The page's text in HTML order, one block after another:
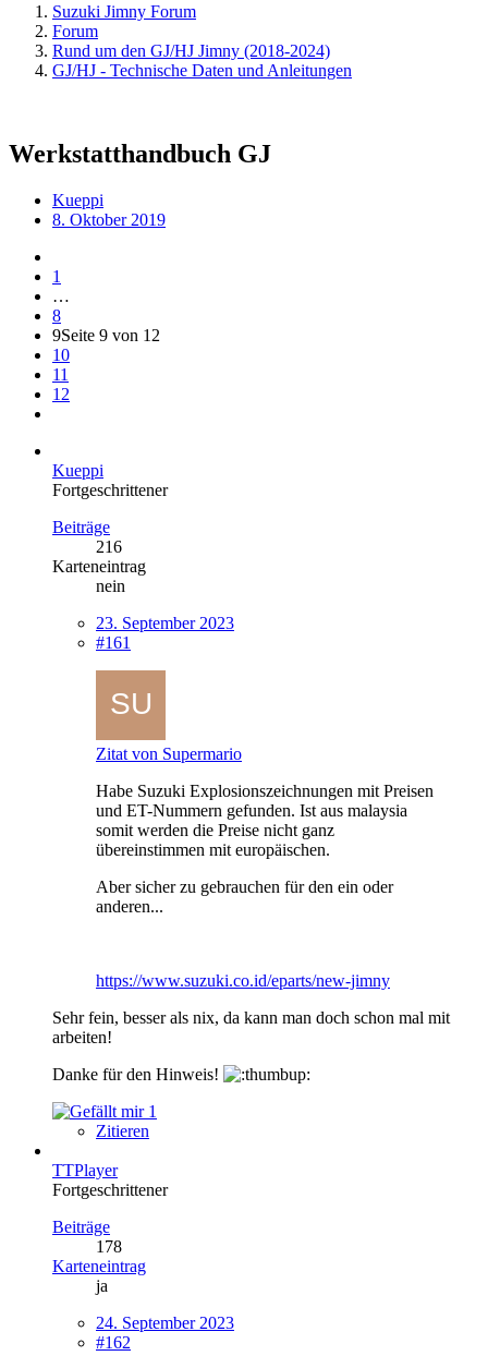
Suzuki Jimny Forum
Forum
Rund um den GJ/HJ Jimny (2018-2024)
GJ/HJ - Technische Daten und Anleitungen
Werkstatthandbuch GJ
Kueppi
8. Oktober 2019
1
…
8
9Seite 9 von 12
10
11
12
Kueppi
Fortgeschrittener
Beiträge
216
Karteneintrag
nein
23. September 2023
#161
Zitat von Supermario
Habe Suzuki Explosionszeichnungen mit Preisen
und ET-Nummern gefunden. Ist aus malaysia
somit werden die Preise nicht ganz
übereinstimmen mit europäischen.
Aber sicher zu gebrauchen für den ein oder
anderen...
https://www.suzuki.co.id/eparts/new-jimny
Sehr fein, besser als nix, da kann man doch schon mal mit
arbeiten!
Danke für den Hinweis!
1
Zitieren
TTPlayer
Fortgeschrittener
Beiträge
178
Karteneintrag
ja
24. September 2023
#162